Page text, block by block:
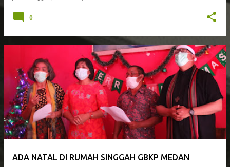
0
ADA NATAL DI RUMAH SINGGAH GBKP MEDAN